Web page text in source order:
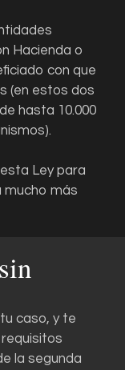
Hacienda o
con que
(en estos dos
hasta 10.000
Ley para
mucho más
caso, y te
la segunda